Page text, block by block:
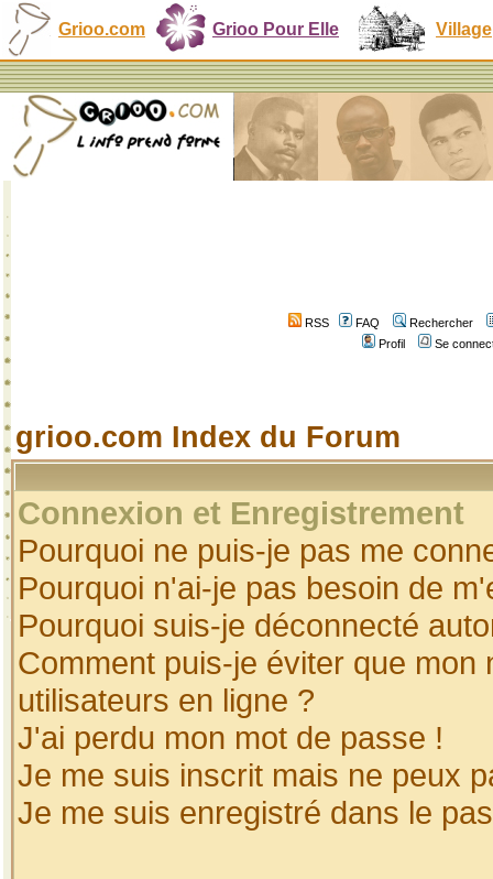
Grioo.com Grioo Pour Elle Village
RSS FAQ
Rechercher
Profil
Se
grioo.com Index du Forum
Connexion et Enregistrement
Pourquoi ne puis-je pas me
Pourquoi n'ai-je pas besoin de
Pourquoi suis-je déconnecté
Comment puis-je éviter que
utilisateurs en ligne ?
J'ai perdu mon mot de passe !
Je me suis inscrit mais ne peux
Je me suis enregistré dans le